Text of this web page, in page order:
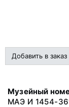
Добавить в заказ
Музейный
МАЭ И 1454-